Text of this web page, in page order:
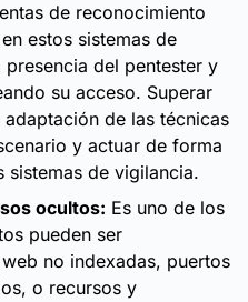
de reconocimiento
estos sistemas de
del pentester y
su acceso. Superar
de las técnicas
y actuar de forma
sistemas de vigilancia.
ocultos: Es uno de los
pueden ser
no indexadas, puertos
o recursos y